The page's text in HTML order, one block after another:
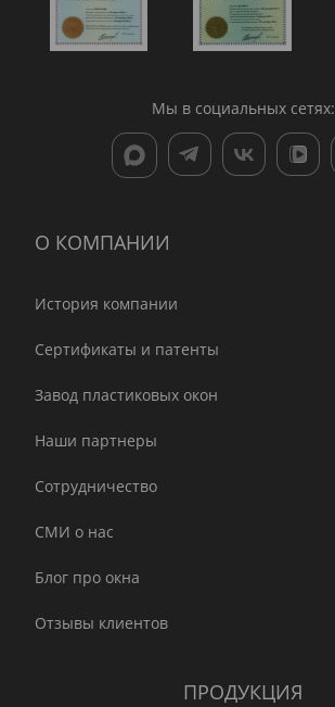
Мы в социальных сетях:
О КОМПАНИИ
История компании
Сертификаты и патенты
Завод пластиковых окон
Наши партнеры
Сотрудничество
СМИ о нас
Блог про окна
Отзывы клиентов
ПРОДУКЦИЯ